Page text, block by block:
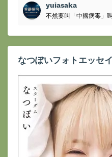
yuiasaka
不然要叫「中國病毒」
なつぽいフォトエッセ